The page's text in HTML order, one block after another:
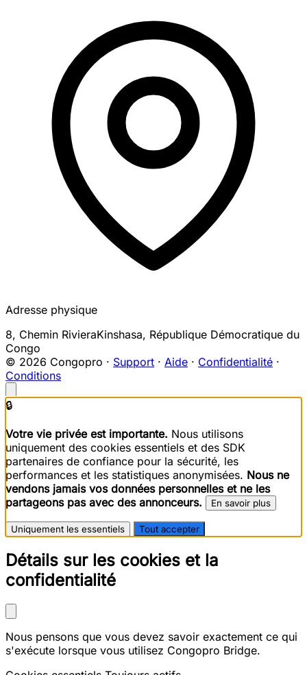
Adresse physique
8, Chemin RivieraKinshasa, République Démocratique du
Congo
© 2026 Congopro · Support · Aide · Confidentialité ·
Conditions
🔒
Votre vie privée est importante. Nous utilisons
uniquement des cookies essentiels et des SDK
partenaires de confiance pour la sécurité, les
performances et les statistiques anonymisées. Nous ne
vendons jamais vos données personnelles et ne les
partageons pas avec des annonceurs.
En savoir plus
Uniquement les essentiels Tout accepter
Détails sur les cookies et la
confidentialité
Nous pensons que vous devez savoir exactement ce qui
s'exécute lorsque vous utilisez Congopro Bridge.